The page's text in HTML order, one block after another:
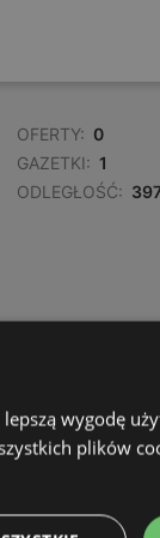
OFERTY: 0
GAZETKI: 1
ODLEGŁOŚĆ:
wygodę
plików